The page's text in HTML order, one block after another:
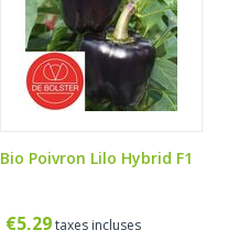
Bio Poivron Lilo Hybrid F1
€5,29 taxes incluses